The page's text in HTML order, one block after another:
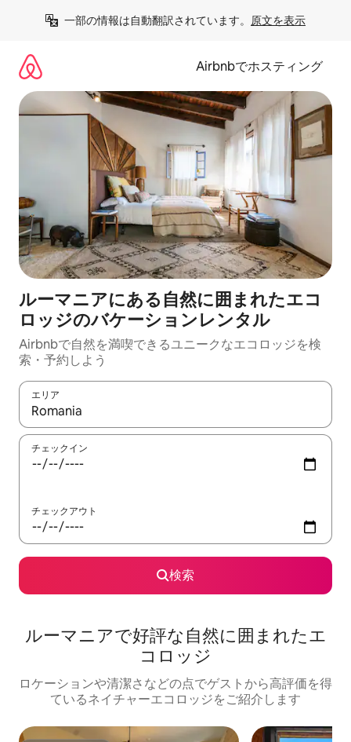
一部の情報は自動翻訳されています。 原文を表示
Airbnbでホスティング
ルーマニアにある自然に囲まれたエコ
ロッジのバケーションレンタル
Airbnbで自然を満喫できるユニークなエコロッジを検
索・予約しよう
エリア
検索結果が表示されたら、上下の矢印キーを使って移動するか
チェックイン
チェックアウト
検索
ルーマニアで好評な自然に囲まれたエ
コロッジ
ロケーションや清潔さなどの点でゲストから高評価を得
ているネイチャーエコロッジをご紹介します